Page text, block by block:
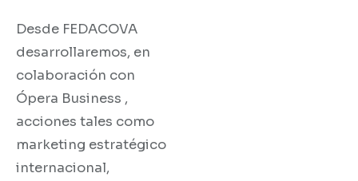
Desde FEDACOVA
desarrollaremos, en
colaboración con
Ópera Business ,
acciones tales como
marketing estratégico
internacional,